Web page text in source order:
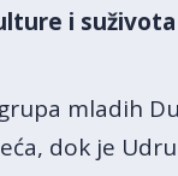
i
mladih
dok je